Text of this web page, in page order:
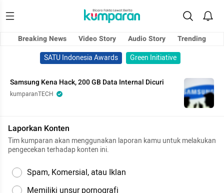
Breaking News Video Story Audio Story
Trending
SATU Indonesia Awards
Green Initiative
Samsung Kena Hack, 200 GB Data Internal Dicuri
kumparanTECH
Laporkan Konten
Tim kumparan akan menggunakan laporan kamu untuk melakukan
pengecekan terhadap konten ini.
Spam, Komersial, atau Iklan
Memiliki unsur pornografi